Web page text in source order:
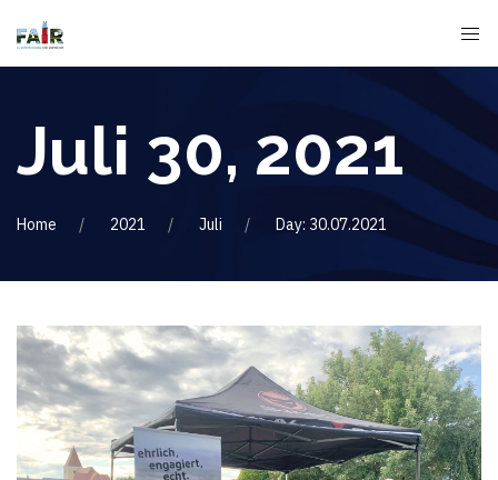
Juli 30, 2021
Home 2021 Juli Day: 30.07.2021